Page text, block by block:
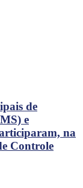
de
e
na
Controle